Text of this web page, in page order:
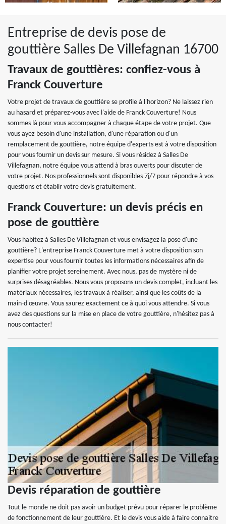
Entreprise de devis pose de
gouttière Salles De Villefagnan 16700
Travaux de gouttières: confiez-vous à
Franck Couverture
Votre projet de travaux de gouttière se profile à l'horizon? Ne laissez rien
au hasard et préparez-vous avec l'aide de Franck Couverture! Nous
sommes là pour vous accompagner à chaque étape de votre projet. Que
vous ayez besoin d'une installation, d'une réparation ou d'un
remplacement de gouttière, notre équipe d'experts est à votre disposition
pour vous fournir un devis sur mesure. Si vous résidez à Salles De
Villefagnan, notre équipe vous attend à bras ouverts pour discuter de
votre projet. Nos professionnels sont disponibles 7j/7 pour répondre à vos
questions et établir votre devis gratuitement.
Franck Couverture: un devis précis en
pose de gouttière
Vous habitez à Salles De Villefagnan et vous envisagez la pose d'une
gouttière? L'entreprise Franck Couverture met à votre disposition son
expertise pour vous fournir toutes les informations nécessaires afin de
planifier votre projet sereinement. Avec nous, pas de mystère ni de
surprises désagréables. Nous vous proposons un devis complet, incluant les
matériaux nécessaires, les travaux à réaliser, ainsi que les coûts de la
main-d'œuvre. Vous saurez exactement ce à quoi vous attendre. Si vous
avez des questions sur la mise en place de votre gouttière, n'hésitez pas à
nous contacter!
Devis réparation de gouttière
Tout le monde ne doit pas avoir un budget prévu pour réparer le problème
de fonctionnement de leur gouttière. Et le devis vous aide à faire connaitre